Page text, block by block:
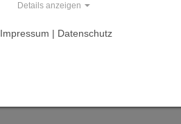
Zuschnitt 84 -
Details anzeigen
Impressum | Datenschutz